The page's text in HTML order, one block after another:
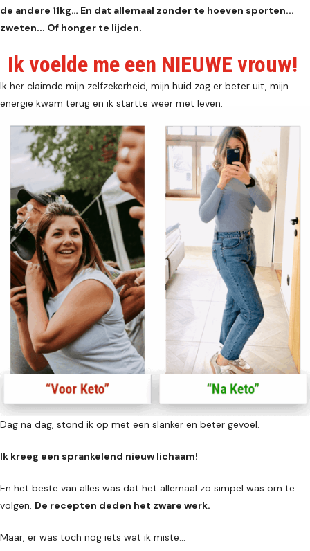
de andere 11kg… En dat allemaal zonder te hoeven sporten...
zweten... Of honger te lijden.
Ik voelde me een NIEUWE vrouw!
Ik her claimde mijn zelfzekerheid, mijn huid zag er beter uit, mijn
energie kwam terug en ik startte weer met leven.
Dag na dag, stond ik op met een slanker en beter gevoel.
Ik kreeg een sprankelend nieuw lichaam!
En het beste van alles was dat het allemaal zo simpel was om te
volgen. De recepten deden het zware werk.
Maar, er was toch nog iets wat ik miste…